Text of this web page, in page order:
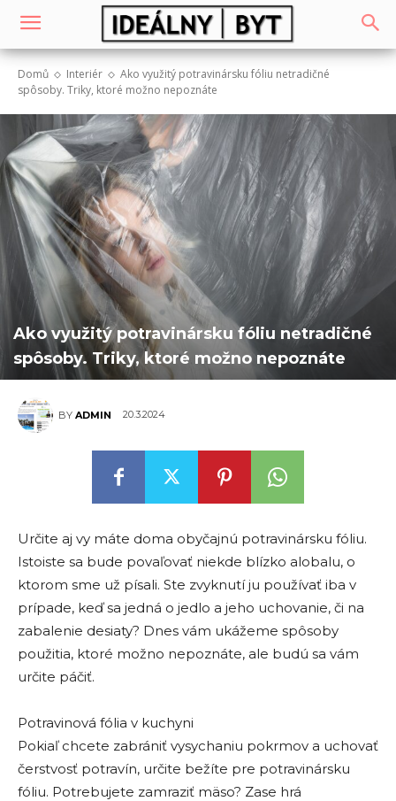
Domů Interiér
Ako využitý potravinársku fóliu netradičné
spôsoby. Triky, ktoré možno nepoznáte
Ako využitý potravinársku fóliu netradičné
spôsoby. Triky, ktoré možno nepoznáte
BY ADMIN 20.3.2024
Určite aj vy máte doma obyčajnú potravinársku fóliu.
Istoiste sa bude povaľovať niekde blízko alobalu, o
ktorom sme už písali. Ste zvyknutí ju používať iba v
prípade, keď sa jedná o jedlo a jeho uchovanie, či na
zabalenie desiaty? Dnes vám ukážeme spôsoby
použitia, ktoré možno nepoznáte, ale budú sa vám
určite páčiť.
Potravinová fólia v kuchyni
Pokiaľ chcete zabrániť vysychaniu pokrmov a uchovať
čerstvosť potravín, určite bežíte pre potravinársku
fóliu. Potrebujete zamraziť mäso? Zase hrá